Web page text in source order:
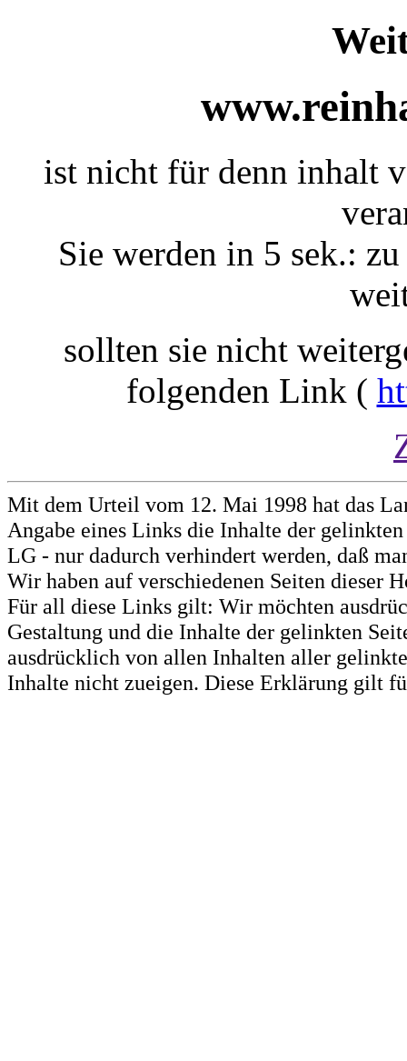
ist nicht für denn inhalt
Sie werden in 5 sek.:
sollten sie nicht
folgenden Link (
Mit dem Urteil vom 12. Mai 1998 hat das
Angabe eines Links die Inhalte der
LG - nur dadurch verhindert werden, daß
Wir haben auf verschiedenen Seiten dieser
Für all diese Links gilt: Wir möchten
Gestaltung und die Inhalte der gelinkten
ausdrücklich von allen Inhalten aller
Inhalte nicht zueigen. Diese Erklärung gilt